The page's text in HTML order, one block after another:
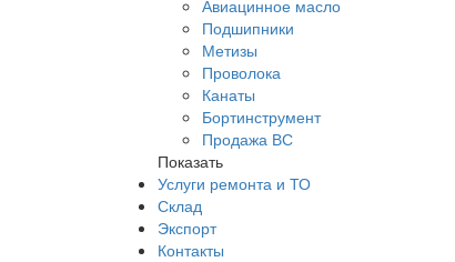
Авиацинное масло
Подшипники
Метизы
Проволока
Канаты
Бортинструмент
Продажа ВС
Показать
Услуги ремонта и ТО
Склад
Экспорт
Контакты